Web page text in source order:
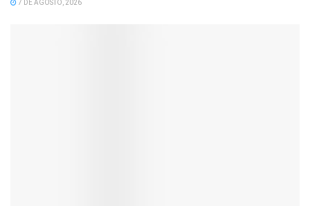
7 DE AGOSTO, 2026